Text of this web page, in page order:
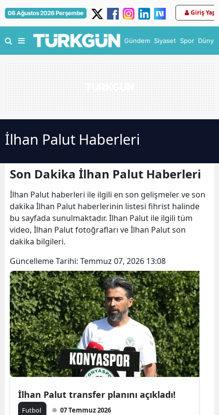
06 Ağustos 2026 Perşembe Giriş Yap
Gündem Siyaset Spor Dünya
İlhan Palut Haberleri
Son Dakika İlhan Palut Haberleri
İlhan Palut haberleri ile ilgili en son gelişmeler ve son
dakika İlhan Palut haberlerinin listesi fihrist halinde
bu sayfada sunulmaktadır. İlhan Palut ile ilgili tüm
video, İlhan Palut fotoğrafları ve İlhan Palut son
dakika bilgileri.
Güncelleme Tarihi: Temmuz 07, 2026 13:08
İlhan Palut transfer planını açıkladı!
Futbol 07 Temmuz 2026